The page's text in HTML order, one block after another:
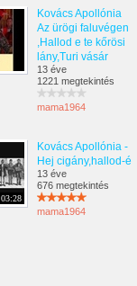
Kovács Apollónia
Az ürögi faluvégen
,Hallod e te kőrösi
lány,Turi vásár
13 éve
1221 megtekintés
mama1964
03:28
Kovács Apollónia -
Hej cigány,hallod-é
13 éve
676 megtekintés
mama1964